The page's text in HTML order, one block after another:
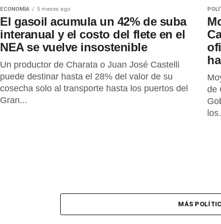
ECONOMÍA 5 meses ago
El gasoil acumula un 42% de suba
interanual y el costo del flete en el
NEA se vuelve insostenible
Un productor de Charata o Juan José Castelli
puede destinar hasta el 28% del valor de su
cosecha solo al transporte hasta los puertos del
Gran...
de
MÁS